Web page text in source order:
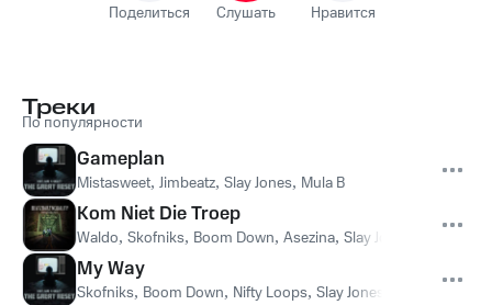
Поделиться Слушать Нравится
Треки
По популярности
Gameplan
Mistasweet, Jimbeatz, Slay Jones, Mula B
Kom Niet Die Troep
Waldo, Skofniks, Boom Down, Asezina, Slay Jones
My Way
Skofniks, Boom Down, Nifty Loops, Slay Jones